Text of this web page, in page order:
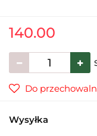
140.00
Do
Wysyłka